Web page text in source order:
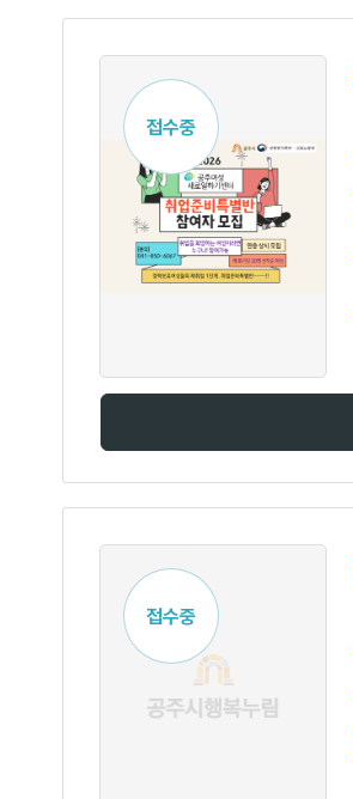
접수중
접수중